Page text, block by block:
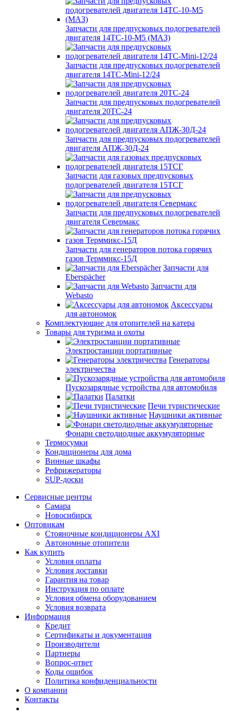
Запчасти для предпусковых подогревателей
двигателя 14ТС-10-М5 (МАЗ)
Запчасти для предпусковых подогревателей
двигателя 14ТС-Mini-12/24
Запчасти для предпусковых подогревателей
двигателя 20ТС-24
Запчасти для предпусковых подогревателей
двигателя АПЖ-30Д-24
Запчасти для газовых предпусковых
подогревателей двигателя 15ТСГ
Запчасти для предпусковых подогревателей
двигателя Севермакс
Запчасти для генераторов потока горячих
газов Терммикс-15Д
Запчасти для
Eberspächer
Запчасти для
Webasto
Аксессуары
для автономок
Комплектующие для отопителей на катера
Товары для туризма и охоты
Электростанции портативные
Генераторы
электричества
Пускозарядные устройства для автомобиля
Палатки
Печи туристические
Наушники активные
Фонари светодиодные аккумуляторные
Термосумки
Кондиционеры для дома
Винные шкафы
Рефрижераторы
SUP-доски
Сервисные центры
Самара
Новосибирск
Оптовикам
Стояночные кондиционеры AXI
Автономные отопители
Как купить
Условия оплаты
Условия доставки
Гарантия на товар
Инструкция по оплате
Условия обмена оборудованием
Условия возврата
Информация
Кредит
Сертификаты и документация
Производители
Партнеры
Вопрос-ответ
Коды ошибок
Политика конфиденциальности
О компании
Контакты